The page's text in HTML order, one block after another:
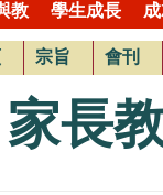
教 學生成長
宗旨 會刊
家長